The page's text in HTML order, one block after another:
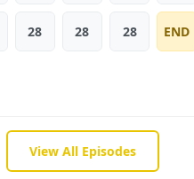
28 28 28 END
View All Episodes